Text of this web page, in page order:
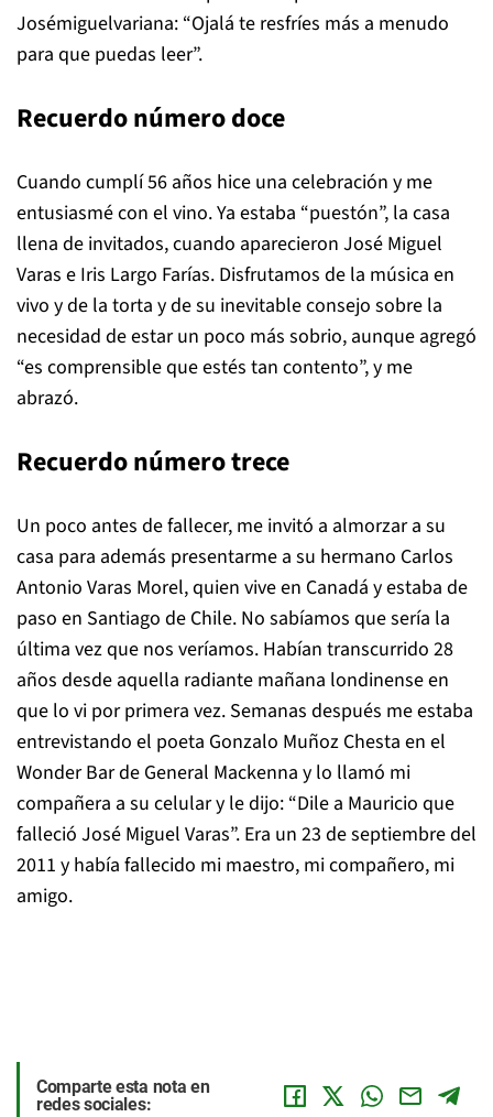
Josémiguelvariana: “Ojalá te resfríes más a menudo
para que puedas leer”.
Recuerdo número doce
Cuando cumplí 56 años hice una celebración y me
entusiasmé con el vino. Ya estaba “puestón”, la casa
llena de invitados, cuando aparecieron José Miguel
Varas e Iris Largo Farías. Disfrutamos de la música en
vivo y de la torta y de su inevitable consejo sobre la
necesidad de estar un poco más sobrio, aunque agregó
“es comprensible que estés tan contento”, y me
abrazó.
Recuerdo número trece
Un poco antes de fallecer, me invitó a almorzar a su
casa para además presentarme a su hermano Carlos
Antonio Varas Morel, quien vive en Canadá y estaba de
paso en Santiago de Chile. No sabíamos que sería la
última vez que nos veríamos. Habían transcurrido 28
años desde aquella radiante mañana londinense en
que lo vi por primera vez. Semanas después me estaba
entrevistando el poeta Gonzalo Muñoz Chesta en el
Wonder Bar de General Mackenna y lo llamó mi
compañera a su celular y le dijo: “Dile a Mauricio que
falleció José Miguel Varas”. Era un 23 de septiembre del
2011 y había fallecido mi maestro, mi compañero, mi
amigo.
Comparte esta nota en
redes sociales: